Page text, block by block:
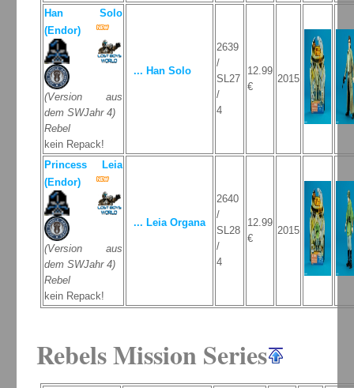
Han Solo
(Endor)
(Version aus
dem SWJahr 4)
Rebel
kein Repack!
... Han Solo
2639
/
SL27
/
4
12.99
€
2015
Princess Leia
(Endor)
(Version aus
dem SWJahr 4)
Rebel
kein Repack!
... Leia Organa
2640
/
SL28
/
4
12.99
€
2015
Rebels Mission Series